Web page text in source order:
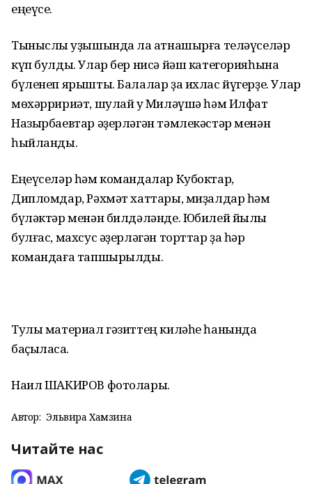
еңеүсе.
Тыныслыҡ уҙышында ла ҡатнашырға теләүселәр
күп булды. Улар бер нисә йәш категорияһына
бүленеп ярышты. Балалар ҙа ихлас йүгерҙе. Улар
мөхәрририәт, шулай уҡ Миләүшә һәм Илфат
Назырбаевтар әҙерләгән тәмлекәстәр менән
һыйланды.
Еңеүселәр һәм командалар Кубоктар,
Дипломдар, Рәхмәт хаттары, миҙалдар һәм
бүләктәр менән билдәләнде. Юбилей йылы
булғас, махсус әҙерләгән торттар ҙа һәр
командаға тапшырылды.
Тулы материал гәзиттең киләһе һанында
баҫыласаҡ.
Наил ШАКИРОВ фотолары.
Автор: Эльвира Хамзина
Читайте нас